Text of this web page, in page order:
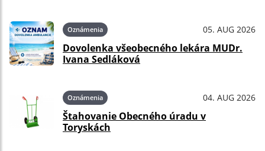
Oznámenia 05. AUG 2026
Dovolenka všeobecného lekára MUDr.
Ivana Sedláková
Oznámenia 04. AUG 2026
Štahovanie Obecného úradu v
Toryskách